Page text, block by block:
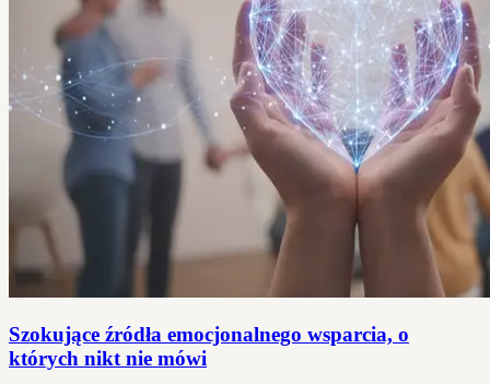
Szokujące źródła emocjonalnego wsparcia, o
których nikt nie mówi